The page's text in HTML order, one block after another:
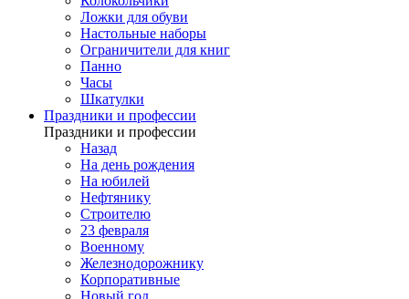
Ложки для обуви
Настольные наборы
Ограничители для книг
Панно
Часы
Шкатулки
Праздники и профессии
Праздники и профессии
Назад
На день рождения
На юбилей
Нефтянику
Строителю
23 февраля
Военному
Железнодорожнику
Корпоративные
Новый год